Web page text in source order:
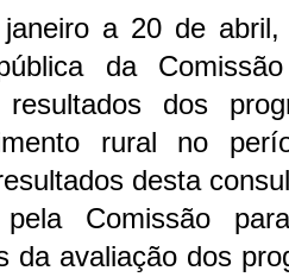
a 20 de abril,
da
dos
rural no
desta
pela Comissão
da avaliação dos